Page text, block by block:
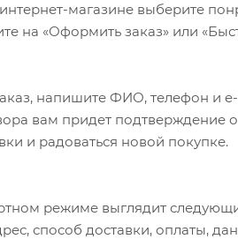
магазине выберите
на «Оформить заказ» или
напишите ФИО, телефон и
вам придет
и радоваться новой покупке.
режиме выглядит
способ доставки, оплаты,